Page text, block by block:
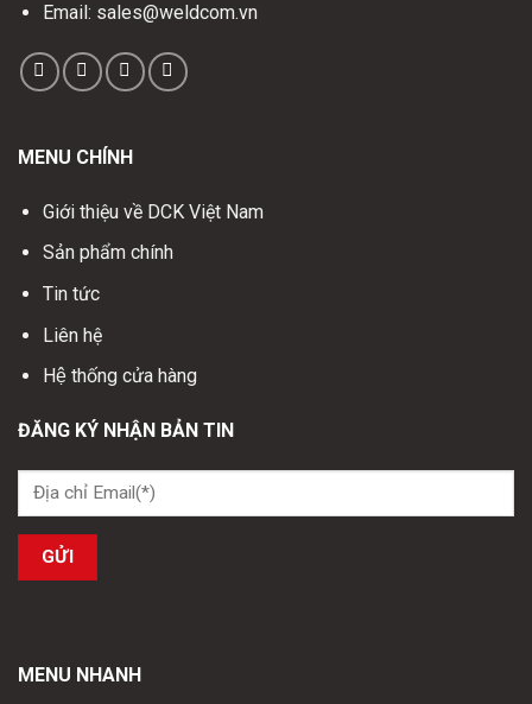
Email: sales@weldcom.vn
MENU CHÍNH
Giới thiệu về DCK Việt Nam
Sản phẩm chính
Tin tức
Liên hệ
Hệ thống cửa hàng
ĐĂNG KÝ NHẬN BẢN TIN
MENU NHANH